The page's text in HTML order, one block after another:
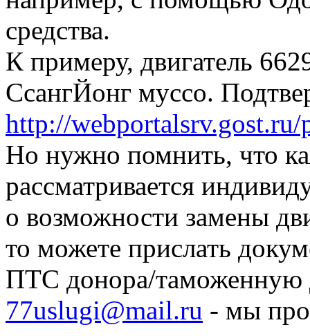
средства.
К примеру, двигатель
СсангЙонг муссо.
http://
Но нужно помнить, что
рассматривается
о возможности замены
то можете прислать
ПТС донора/таможенную
77uslugi@mail.ru - мы